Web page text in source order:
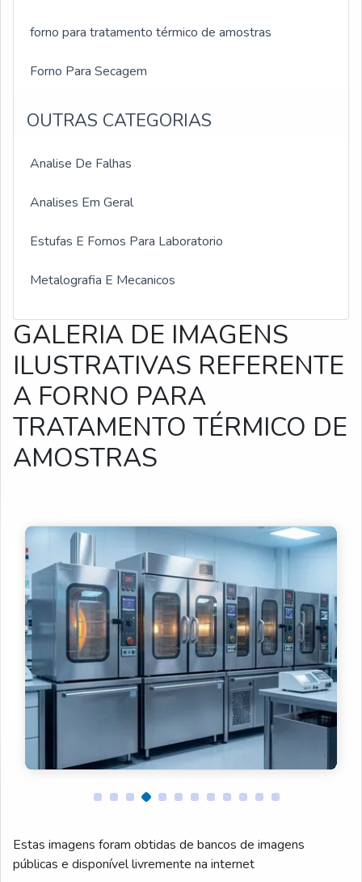
forno para tratamento térmico de amostras
Forno Para Secagem
OUTRAS CATEGORIAS
Analise De Falhas
Analises Em Geral
Estufas E Fornos Para Laboratorio
Metalografia E Mecanicos
GALERIA DE IMAGENS
ILUSTRATIVAS REFERENTE
A FORNO PARA
TRATAMENTO TÉRMICO DE
AMOSTRAS
Estas imagens foram obtidas de bancos de imagens
públicas e disponível livremente na internet